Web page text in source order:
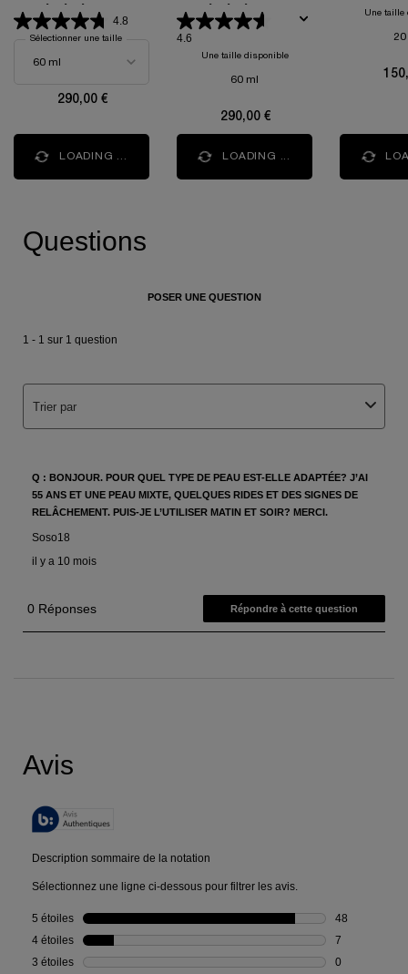
RÉGÉNÉRANTE
ILLUMINATRICE
4.8
Sélectionner une taille
290,00 €
LOADING ...
RÉGÉNÉRANTE
ILLUMINATRICE
4.6
Une taille disponible
60 ml
290,00 €
LOADING ...
Une taille